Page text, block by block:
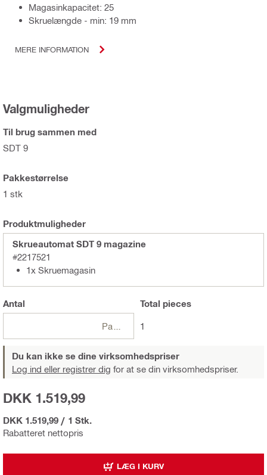
Magasinkapacitet: 25
Skruelængde - min: 19 mm
MERE INFORMATION
Valgmuligheder
Til brug sammen med
SDT 9
Pakkestørrelse
1 stk
Produktmuligheder
Skrueautomat SDT 9 magazine
#2217521
1x Skruemagasin
Antal Total pieces
1
Du kan ikke se dine virksomhedspriser
Log ind eller registrer dig for at se din virksomhedspriser.
Rabatteret nettopris
DKK 1.519,99
DKK 1.519,99 / 1 Stk.
LÆG I KURV